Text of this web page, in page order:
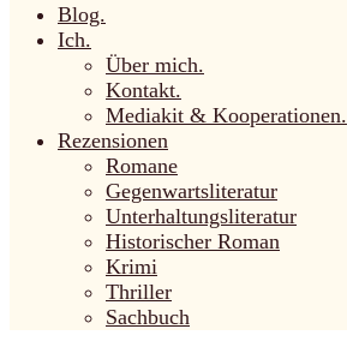
Blog.
Ich.
Über mich.
Kontakt.
Mediakit & Kooperationen.
Rezensionen
Romane
Gegenwartsliteratur
Unterhaltungsliteratur
Historischer Roman
Krimi
Thriller
Sachbuch